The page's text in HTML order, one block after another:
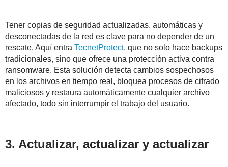
Tener copias de seguridad actualizadas, automáticas y
desconectadas de la red es clave para no depender de un
rescate. Aquí entra TecnetProtect, que no solo hace backups
tradicionales, sino que ofrece una protección activa contra
ransomware. Esta solución detecta cambios sospechosos
en los archivos en tiempo real, bloquea procesos de cifrado
maliciosos y restaura automáticamente cualquier archivo
afectado, todo sin interrumpir el trabajo del usuario.
3. Actualizar, actualizar y actualizar